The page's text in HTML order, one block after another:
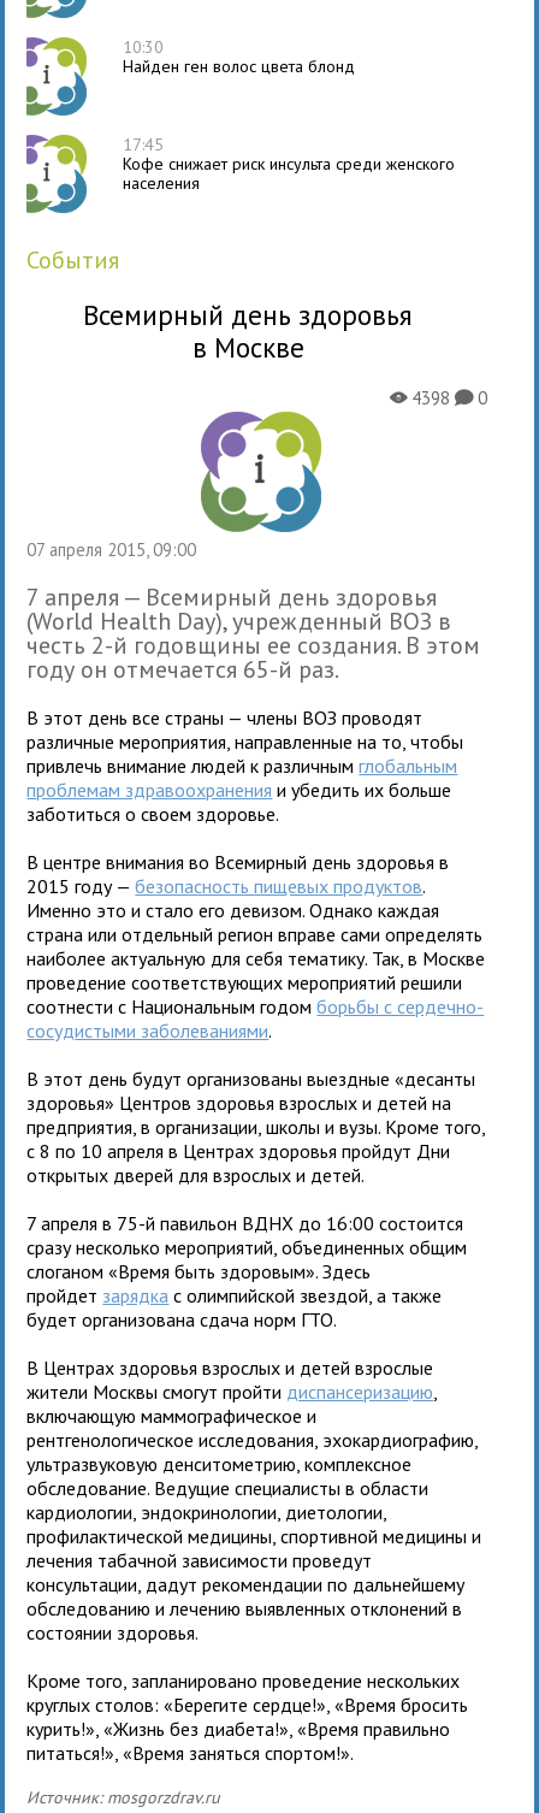
10:30
Найден ген волос цвета блонд
17:45
Кофе снижает риск инсульта среди женского
населения
события
Всемирный день здоровья
в Москве
07 апреля 2015, 09:00
X4398K0
7 апреля — Всемирный день здоровья
(World Health Day), учрежденный ВОЗ в
честь 2-й годовщины ее создания. В этом
году он отмечается 65-й раз.
В этот день все страны — члены ВОЗ проводят
различные мероприятия, направленные на то, чтобы
привлечь внимание людей к различнымглобальным
проблемам здравоохранения и убедить их больше
заботиться о своем здоровье.
В центре внимания во Всемирный день здоровья в
2015 году —безопасность пищевых продуктов.
Именно это и стало его девизом. Однако каждая
страна или отдельный регион вправе сами определять
наиболее актуальную для себя тематику. Так, в Москве
проведение соответствующих мероприятий решили
соотнести с Национальным годомборьбы с сердечно-
сосудистыми заболеваниями.
В этот день будут организованы выездные «десанты
здоровья» Центров здоровья взрослых и детей на
предприятия, в организации, школы и вузы. Кроме того,
с 8 по 10 апреля в Центрах здоровья пройдут Дни
открытых дверей для взрослых и детей.
7 апреля в 75-й павильон ВДНХ до 16:00 состоится
сразу несколько мероприятий, объединенных общим
слоганом «Время быть здоровым». Здесь
пройдет зарядка с олимпийской звездой, а также
будет организована сдача норм ГТО.
В Центрах здоровья взрослых и детей взрослые
жители Москвы смогут пройти диспансеризацию
включающую маммографическое и
рентгенологическое исследования, эхокардиографию,
ультразвуковую денситометрию, комплексное
обследование. Ведущие специалисты в области
кардиологии, эндокринологии, диетологии,
профилактической медицины, спортивной медицины и
лечения табачной зависимости проведут
консультации, дадут рекомендации по дальнейшему
обследованию и лечению выявленных отклонений в
состоянии здоровья.
Кроме того, запланировано проведение нескольких
круглых столов: «Берегите сердце!», «Время бросить
курить!», «Жизнь без диабета!», «Время правильно
питаться!», «Время заняться спортом!».
Источник: mosgorzdrav.ru